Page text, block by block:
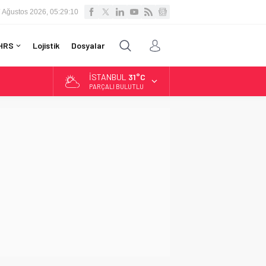
Ağustos 2026, 05:29:11
Lojistik Dosyalar
İSTANBUL 31°C
PARÇALI BULUTLU